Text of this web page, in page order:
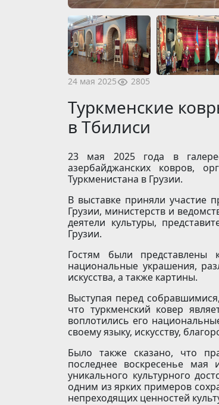
24 мая 2025 2805
Туркменские
в Тбилиси
23 мая 2025 года в
азербайджанских ковров,
Туркменистана в Грузии.
В выставке приняли участие
Грузии, министерств и
деятели культуры,
Грузии.
Гостям были
национальные украшения,
искусства, а также картины.
Выступая перед
что туркменский ковер
воплотились его
своему языку, искусству,
Было также сказано, что
последнее воскресенье
уникального культурного
одним из ярких примеров
непреходящих ценностей